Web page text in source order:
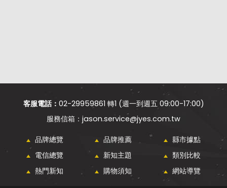
客服電話： 02-29959861 轉1 (週一到週五 09:00-17:00)
jason.service@jyes.com.tw
品牌總覽 品牌推薦
縣市據點
電信總覽
新知主題
類別比較
熱門新知
購物須知 網站導覽